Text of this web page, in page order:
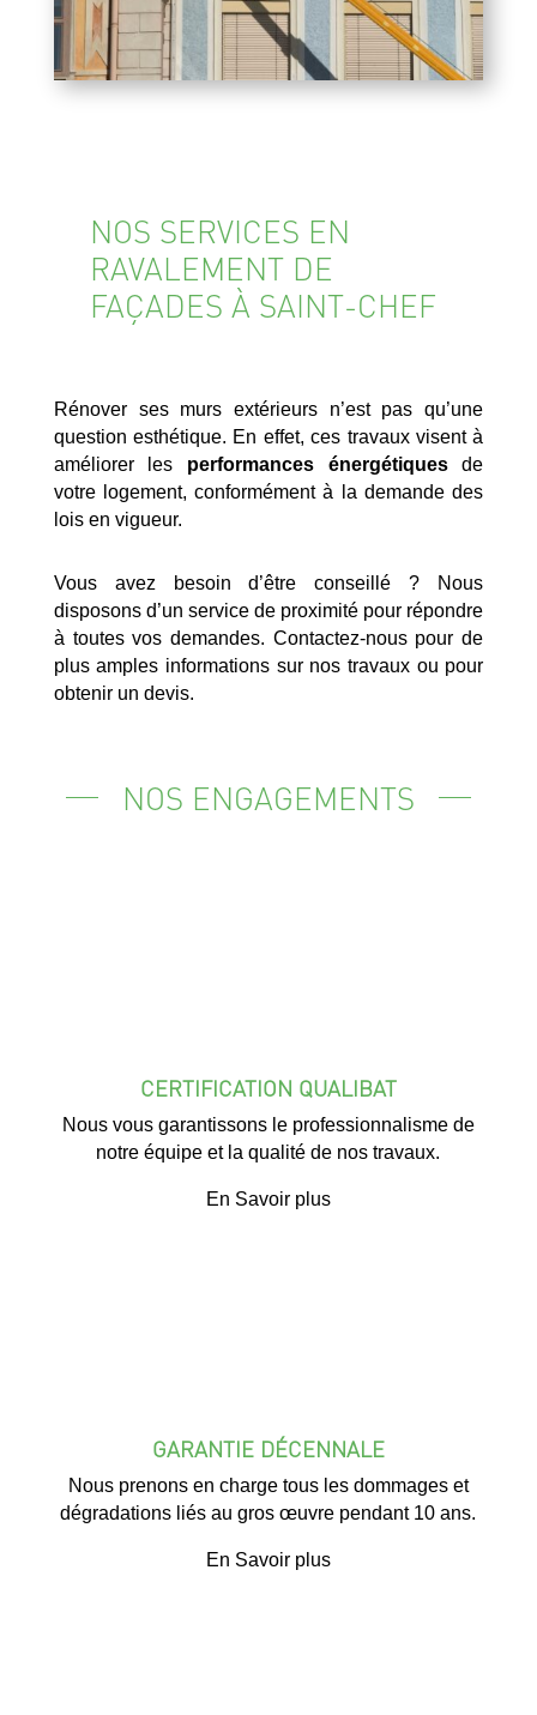
NOS SERVICES EN
RAVALEMENT DE
FAÇADES À SAINT-CHEF
Rénover ses murs extérieurs n’est pas qu’une
question esthétique. En effet, ces travaux visent à
améliorer les performances énergétiquesde
votre logement, conformément à la demande des
lois en vigueur.
Vous avez besoin d’être conseillé ? Nous
disposons d’un service de proximité pour répondre
à toutes vos demandes. Contactez-nous pour de
plus amples informations sur nos travaux ou pour
obtenir un devis.
NOS ENGAGEMENTS
CERTIFICATION QUALIBAT
Nous vous garantissons le professionnalisme de
notre équipe et la qualité de nos travaux.
En Savoir plus
GARANTIE DÉCENNALE
Nous prenons en charge tous les dommages et
dégradations liés au gros œuvre pendant 10 ans.
En Savoir plus